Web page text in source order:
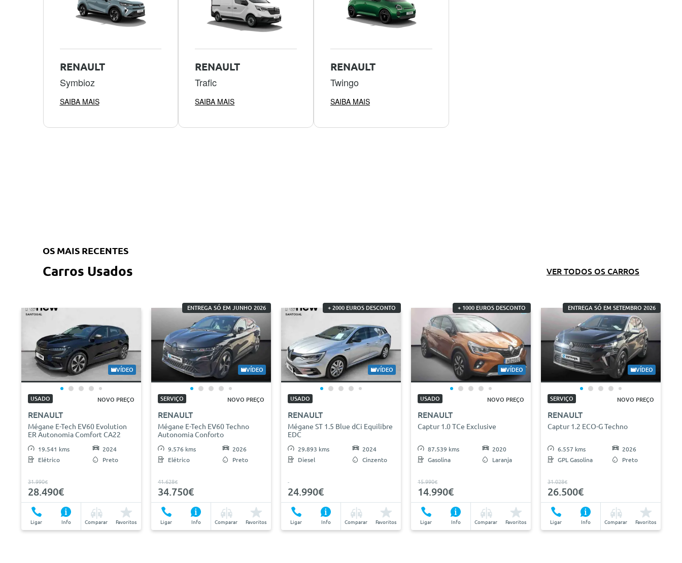
RENAULT
Symbioz
SAIBA MAIS
RENAULT
Trafic
SAIBA MAIS
RENAULT
Twingo
SAIBA MAIS
OS MAIS RECENTES
Carros Usados VER TODOS OS CARROS
VÍDEO
USADO NOVO PREÇO
RENAULT
Mégane E-Tech EV60 Evolution
ER Autonomia Comfort CA22
19.541 kms
Elétrico
2024
Preto
31.990€
28.490€
Ligar Info Comparar Favoritos
ENTREGA SÓ EM JUNHO 2026
VÍDEO
SERVIÇO NOVO PREÇO
RENAULT
Mégane E-Tech EV60 Techno
Autonomia Conforto
9.576 kms
Elétrico
2026
Preto
41.628€
34.750€
Ligar Info Comparar Favoritos
+ 2000 EUROS DESCONTO
VÍDEO
USADO
RENAULT
Mégane ST 1.5 Blue dCi Equilibre
EDC
29.893 kms
Diesel
2024
Cinzento
24.990€
Ligar Info Comparar Favoritos
+ 1000 EUROS DESCONTO
VÍDEO
USADO NOVO PREÇO
RENAULT
Captur 1.0 TCe Exclusive
87.539 kms
Gasolina
2020
Laranja
15.990€
14.990€
Ligar Info Comparar Favoritos
ENTREGA SÓ EM SETEMBRO 2026
VÍDEO
SERVIÇO NOVO PREÇO
RENAULT
Captur 1.2 ECO-G Techno
6.557 kms
GPL Gasolina
2026
Preto
31.028€
26.500€
Ligar Info Comparar Favoritos